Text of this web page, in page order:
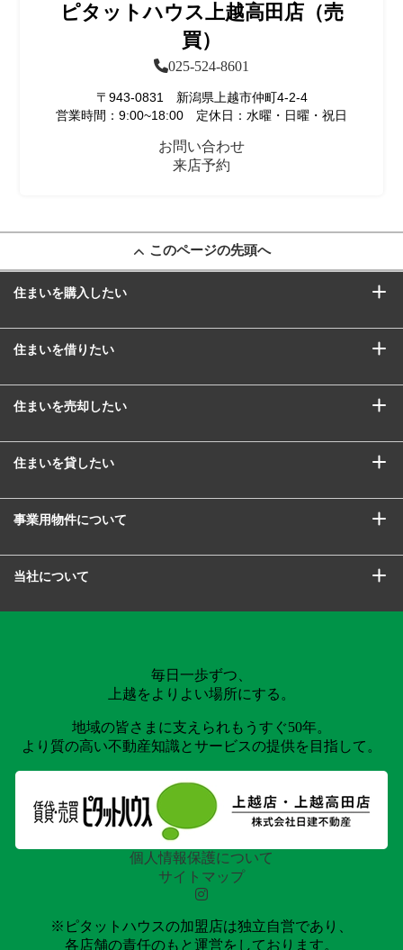
ピタットハウス上越高田店（売
買）
025-524-8601
〒943-0831 新潟県上越市仲町4-2-4
営業時間：9:00~18:00 定休日：水曜・日曜・祝日
お問い合わせ
来店予約
このページの先頭へ
住まいを購入したい
住まいを借りたい
住まいを売却したい
住まいを貸したい
事業用物件について
当社について
毎日一歩ずつ、
上越をよりよい場所にする。
地域の皆さまに支えられもうすぐ50年。
より質の高い不動産知識とサービスの提供を目指して。
個人情報保護について
サイトマップ
※ピタットハウスの加盟店は独立自営であり、
各店舗の責任のもと運営をしております。